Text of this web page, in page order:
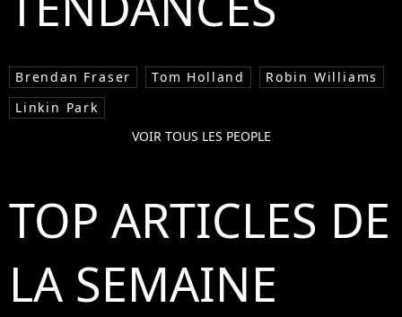
Brendan Fraser Tom Holland
Robin Williams
Linkin Park
VOIR TOUS LES PEOPLE
TOP ARTICLES DE
LA SEMAINE